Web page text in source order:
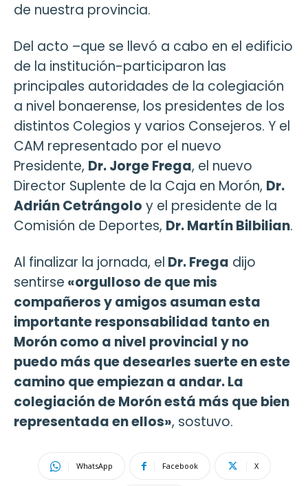
de nuestra provincia.
Del acto –que se llevó a cabo en el edificio
de la institución-participaron las
principales autoridades de la colegiación
a nivel bonaerense, los presidentes de los
distintos Colegios y varios Consejeros. Y el
CAM representado por el nuevo
Presidente, Dr. Jorge Frega, el nuevo
Director Suplente de la Caja en Morón, Dr.
Adrián Cetrángolo y el presidente de la
Comisión de Deportes, Dr. Martín Bilbilian.
Al finalizar la jornada, el Dr. Frega dijo
sentirse «orgulloso de que mis
compañeros y amigos asuman esta
importante responsabilidad tanto en
Morón como a nivel provincial y no
puedo más que desearles suerte en este
camino que empiezan a andar. La
colegiación de Morón está más que bien
representada en ellos», sostuvo.
WhatsApp Facebook X